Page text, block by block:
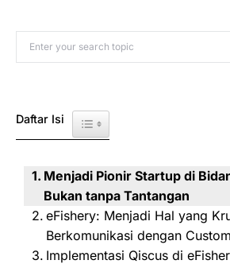
Search for:
Daftar Isi Toggle Table of Content
Menjadi Pionir Startup di
Bukan tanpa Tantangan
eFishery: Menjadi Hal yang
Berkomunikasi dengan
Implementasi Qiscus di